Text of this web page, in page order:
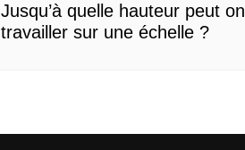
Jusqu’à quelle hauteur peut on
travailler sur une échelle ?